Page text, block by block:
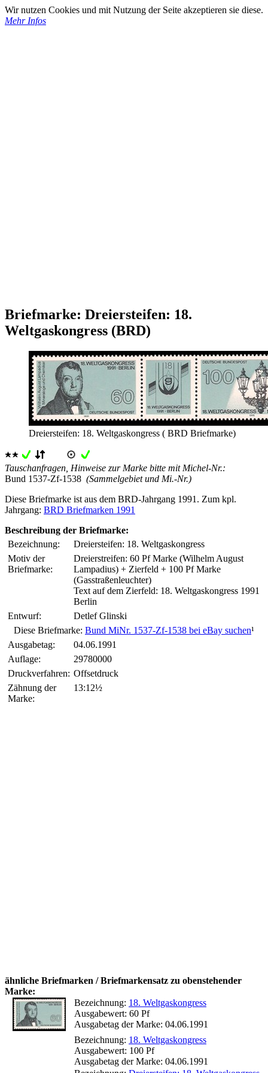
Wir nutzen Cookies und mit Nutzung der Seite akzeptieren sie diese.
Mehr Infos
Briefmarke: Dreiersteifen: 18.
Weltgaskongress (BRD)
Dreiersteifen: 18. Weltgaskongress ( BRD Briefmarke)
Tauschanfragen, Hinweise zur Marke bitte mit Michel-Nr.:
Bund 1537-Zf-1538 (Sammelgebiet und Mi.-Nr.)
Diese Briefmarke ist aus dem BRD-Jahrgang 1991. Zum kpl.
Jahrgang: BRD Briefmarken 1991
Beschreibung der Briefmarke:
Bezeichnung:
Dreiersteifen: 18. Weltgaskongress
Motiv der
Briefmarke:
Dreierstreifen: 60 Pf Marke (Wilhelm August
Lampadius) + Zierfeld + 100 Pf Marke
(Gasstraßenleuchter)
Text auf dem Zierfeld: 18. Weltgaskongress 1991
Berlin
Entwurf:
Detlef Glinski
Diese Briefmarke: Bund MiNr. 1537-Zf-1538 bei eBay suchen¹
Ausgabetag:
04.06.1991
Auflage:
29780000
Druckverfahren: Offsetdruck
Zähnung der
Marke:
13:12½
ähnliche Briefmarken / Briefmarkensatz zu obenstehender
Marke:
Bezeichnung: 18. Weltgaskongress
Ausgabewert: 60 Pf
Ausgabetag der Marke: 04.06.1991
Bezeichnung: 18. Weltgaskongress
Ausgabewert: 100 Pf
Ausgabetag der Marke: 04.06.1991